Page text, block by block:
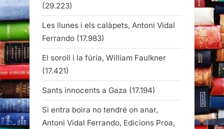
(29.223)
Les llunes i els calàpets, Antoni Vidal
Ferrando (17.983)
El soroll i la fúria, William Faulkner
(17.421)
Sants innocents a Gaza (17.194)
Si entra boira no tendré on anar,
Antoni Vidal Ferrando, Edicions Proa,